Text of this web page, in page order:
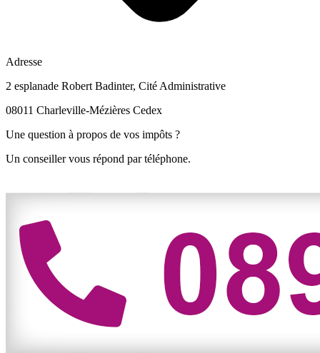
Adresse
2 esplanade Robert Badinter, Cité Administrative
08011 Charleville-Mézières Cedex
Une question à propos de vos impôts ?
Un conseiller vous répond par téléphone.